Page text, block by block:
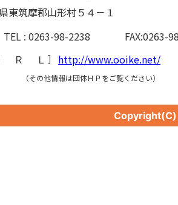
東筑摩郡山形村５４－１
TEL : 0263-98-2238
FAX:0263-
ＲＬ ］ http://www.ooike.net/
（その他情報は団体ＨＰをご覧ください）